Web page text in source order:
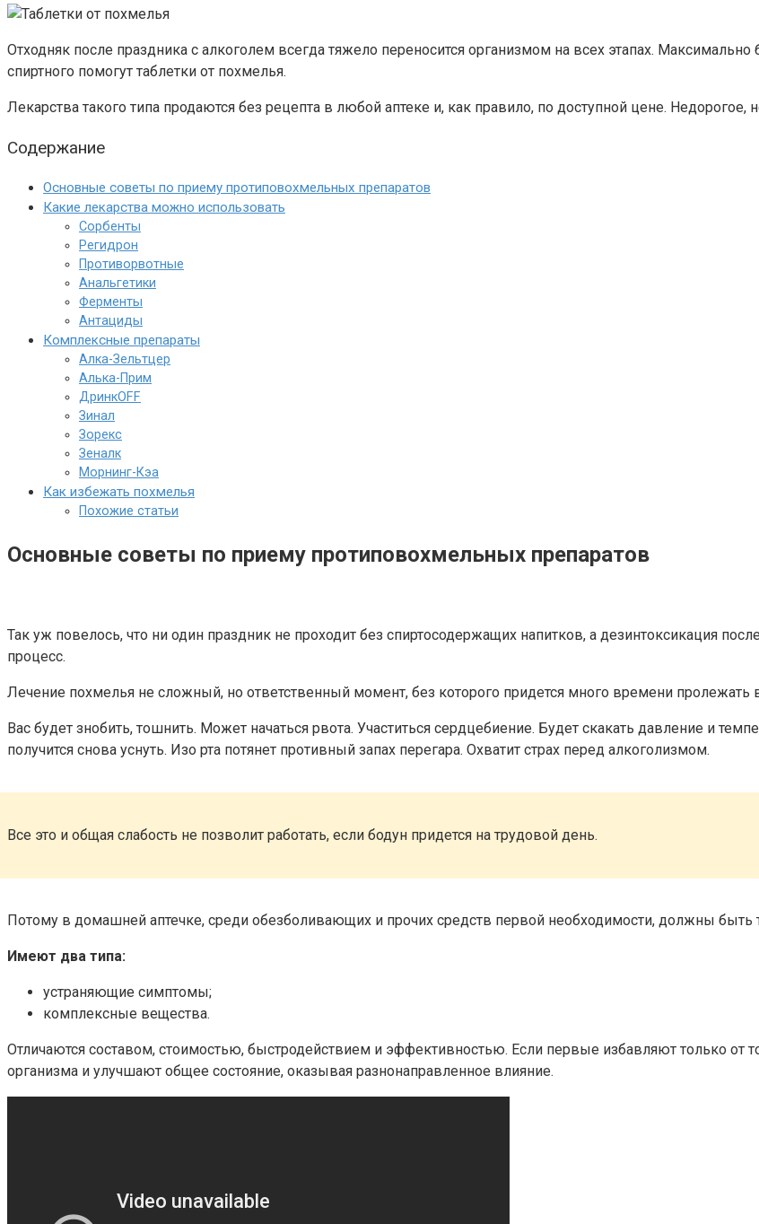
Отходняк после праздника с алкоголем всегда тяжело переносится организмом на всех этапах.
спиртного помогут таблетки от похмелья.
Лекарства такого типа продаются без рецепта в любой аптеке и, как правило, по доступной цене. Недорогое,
Содержание
Основные советы по приему протиповохмельных препаратов
Какие лекарства можно использовать
Сорбенты
Регидрон
Противорвотные
Анальгетики
Ферменты
Антациды
Комплексные препараты
Алка-Зельтцер
Алька-Прим
ДринкOFF
Зинал
Зорекс
Зеналк
Морнинг-Кэа
Как избежать похмелья
Похожие статьи
Основные советы по приему протиповохмельных препаратов
Так уж повелось, что ни один праздник не проходит без спиртосодержащих напитков, а дезинтоксикация
процесс.
Лечение похмелья не сложный, но ответственный момент, без которого придется много времени пролежать
Вас будет знобить, тошнить. Может начаться рвота. Участиться сердцебиение. Будет скакать давление и
получится снова уснуть. Изо рта потянет противный запах перегара. Охватит страх перед алкоголизмом.
Все это и общая слабость не позволит работать, если бодун придется на трудовой день.
Потому в домашней аптечке, среди обезболивающих и прочих средств первой необходимости, должны быть
Имеют два типа:
устраняющие симптомы;
комплексные вещества.
Отличаются составом, стоимостью, быстродействием и эффективностью. Если первые избавляют только
организма и улучшают общее состояние, оказывая разнонаправленное влияние.